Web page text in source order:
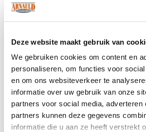
Deze website maakt gebruik van
We gebruiken cookies om content en
personaliseren, om functies voor
en om ons websiteverkeer te
informatie over uw gebruik van onze
partners voor social media, adverteren
partners kunnen deze gegevens
informatie die u aan ze heeft verstrekt
impact volledige voorzijde
Onbewerkt
Borduren
impact hoog op de